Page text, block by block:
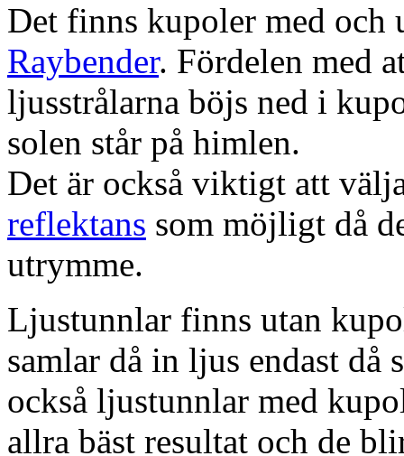
Det finns kupoler med och
Raybender. Fördelen med
ljusstrålarna böjs ned i
solen står på himlen.
Det är också viktigt att
reflektans som möjligt då
utrymme.
Ljustunnlar finns utan
samlar då in ljus endast då
också ljustunnlar med
allra bäst resultat och de